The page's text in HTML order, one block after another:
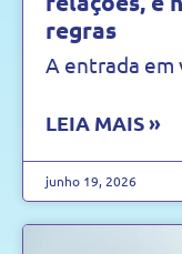
regras
A entrada em
LEIA MAIS »
junho 19, 2026